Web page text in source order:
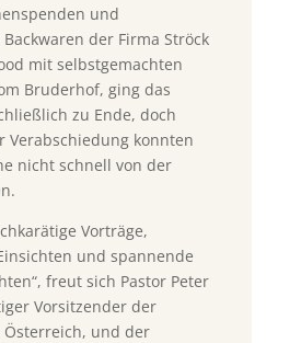
und
der Firma Ströck
mit selbstgemachten
Bruderhof, ging das
zu Ende, doch
Verabschiedung konnten
nicht schnell von der
Vorträge,
und spannende
freut sich Pastor Peter
Vorsitzender der
Österreich, und der